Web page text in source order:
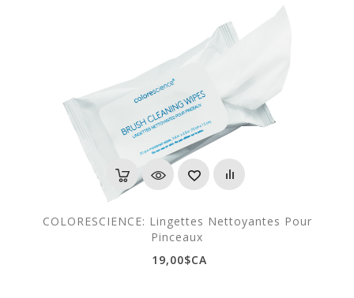
COLORESCIENCE: Lingettes Nettoyantes Pour
Pinceaux
19,00$CA